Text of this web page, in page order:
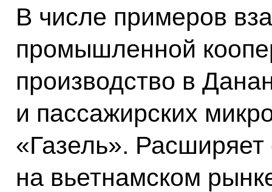
В числе примеров
промышленной
производство в
и пассажирских
«Газель». Расширяет
на вьетнамском